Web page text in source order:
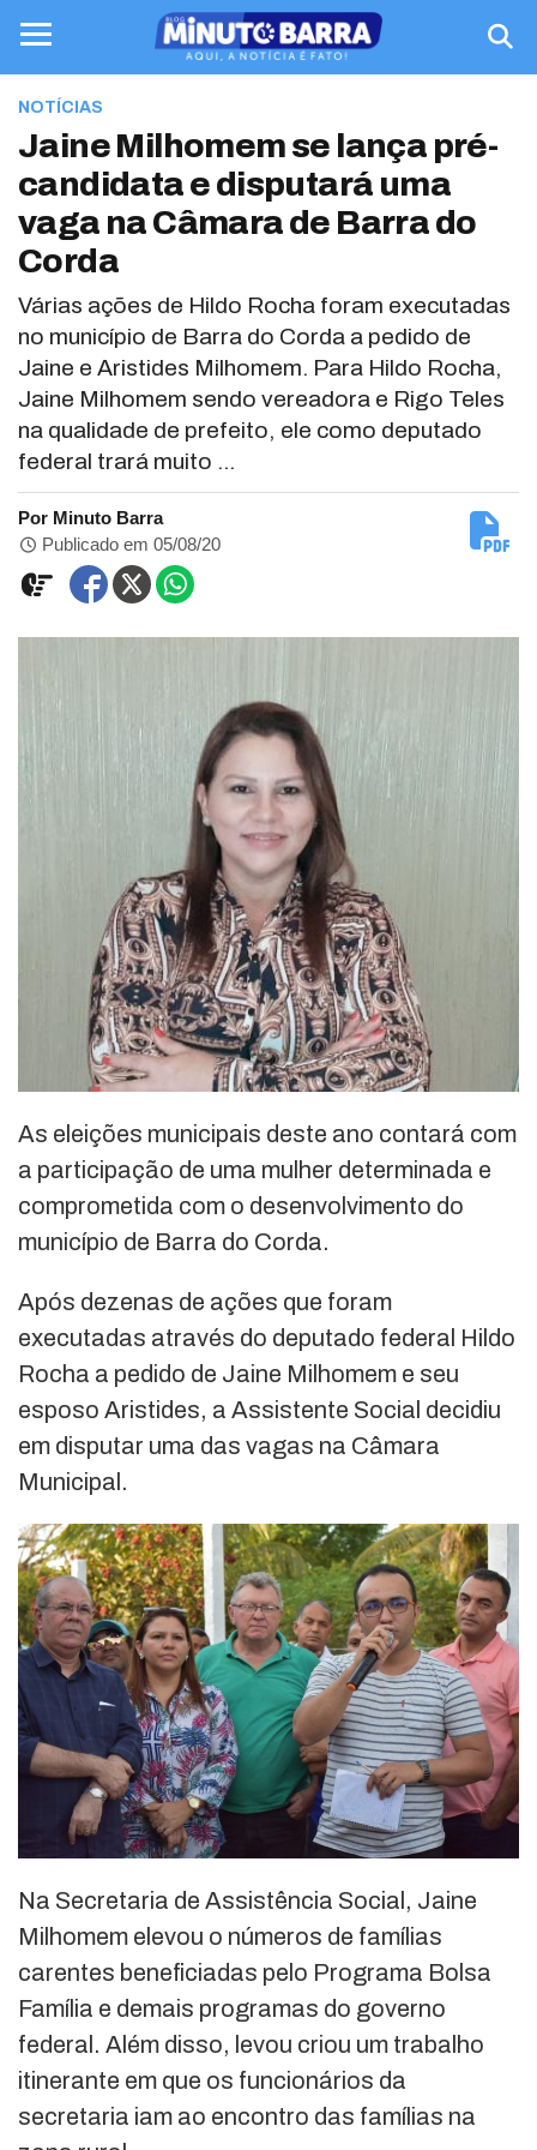
NOTÍCIAS
Jaine Milhomem se lança pré-
candidata e disputará uma
vaga na Câmara de Barra do
Corda
Várias ações de Hildo Rocha foram executadas
no município de Barra do Corda a pedido de
Jaine e Aristides Milhomem. Para Hildo Rocha,
Jaine Milhomem sendo vereadora e Rigo Teles
na qualidade de prefeito, ele como deputado
federal trará muito ...
Por Minuto Barra
Publicado em 05/08/20
As eleições municipais deste ano contará com
a participação de uma mulher determinada e
comprometida com o desenvolvimento do
município de Barra do Corda.
Após dezenas de ações que foram
executadas através do deputado federal Hildo
Rocha a pedido de Jaine Milhomem e seu
esposo Aristides, a Assistente Social decidiu
em disputar uma das vagas na Câmara
Municipal.
Na Secretaria de Assistência Social, Jaine
Milhomem elevou o números de famílias
carentes beneficiadas pelo Programa Bolsa
Família e demais programas do governo
federal. Além disso, levou criou um trabalho
itinerante em que os funcionários da
secretaria iam ao encontro das famílias na